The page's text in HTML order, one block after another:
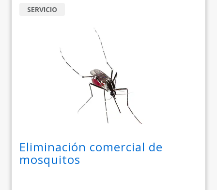
Eliminación comercial de
mosquitos
SERVICIO